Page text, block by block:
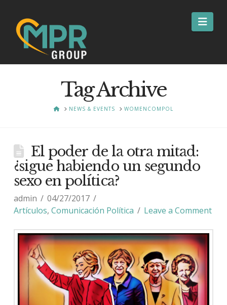
Tag Archive
HOMENEWS & EVENTS WOMENCOMPOL
El poder de la otra mitad:
¿sigue habiendo un segundo
sexo en política?
admin
04/27/2017
Artículos, Comunicación Política Leave a Comment